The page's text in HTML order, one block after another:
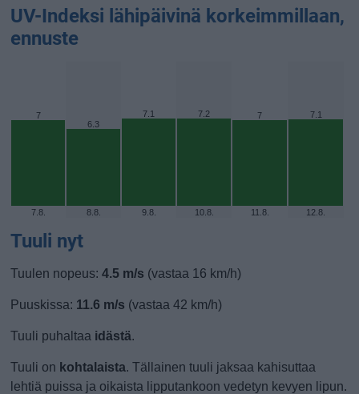
UV-Indeksi lähipäivinä korkeimmillaan,
ennuste
7
6.3
7.1 7.2 7 7.1
7.8. 8.8. 9.8. 10.8. 11.8. 12.8.
Tuuli nyt
Tuulen nopeus:4.5 m/s (vastaa 16 km/h)
Puuskissa: 11.6 m/s (vastaa 42 km/h)
Tuuli puhaltaa idästä.
Tuuli on kohtalaista. Tällainen tuuli jaksaa kahisuttaa
lehtiä puissa ja oikaista lipputankoon vedetyn kevyen lipun.